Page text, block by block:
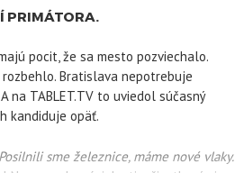
pocit, že sa mesto pozviechalo.
Bratislava nepotrebuje
na TABLET.TV to uviedol súčasný
kandiduje opäť.
sme železnice, máme nové vlaky.